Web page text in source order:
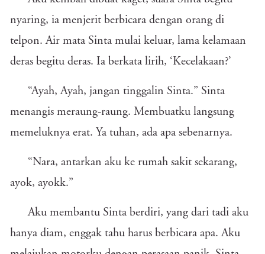
nyaring, ia menjerit berbicara dengan orang di
telpon. Air mata Sinta mulai keluar, lama kelamaan
deras begitu deras. Ia berkata lirih, ‘Kecelakaan?’
“Ayah, Ayah, jangan tinggalin Sinta.” Sinta
menangis meraung-raung. Membuatku langsung
memeluknya erat. Ya tuhan, ada apa sebenarnya.
“Nara, antarkan aku ke rumah sakit sekarang,
ayok, ayokk.”
Aku membantu Sinta berdiri, yang dari tadi aku
hanya diam, enggak tahu harus berbicara apa. Aku